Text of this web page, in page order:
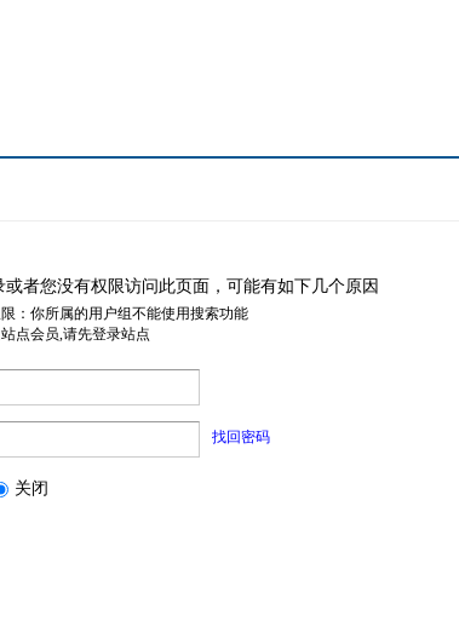
或者您没有权限访问此页面，可能有如下几个原因
：你所属的用户组不能使用搜索功能
点会员,请先登录站点
找回密码
关闭